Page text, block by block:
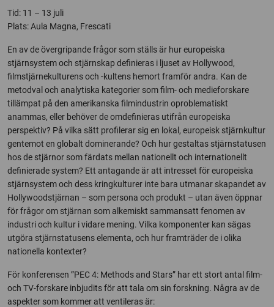
Tid: 11 – 13 juli
Plats: Aula Magna, Frescati
En av de övergripande frågor som ställs är hur europeiska
stjärnsystem och stjärnskap definieras i ljuset av Hollywood,
filmstjärnekulturens och -kultens hemort framför andra. Kan de
metodval och analytiska kategorier som film- och medieforskare
tillämpat på den amerikanska filmindustrin oproblematiskt
anammas, eller behöver de omdefinieras utifrån europeiska
perspektiv? På vilka sätt profilerar sig en lokal, europeisk stjärnkultur
gentemot en globalt dominerande? Och hur gestaltas stjärnstatusen
hos de stjärnor som färdats mellan nationellt och internationellt
definierade system? Ett antagande är att intresset för europeiska
stjärnsystem och dess kringkulturer inte bara utmanar skapandet av
Hollywoodstjärnan – som persona och produkt – utan även öppnar
för frågor om stjärnan som alkemiskt sammansatt fenomen av
industri och kultur i vidare mening. Vilka komponenter kan sägas
utgöra stjärnstatusens elementa, och hur framträder de i olika
nationella kontexter?
För konferensen ”PEC 4: Methods and Stars” har ett stort antal film-
och TV-forskare inbjudits för att tala om sin forskning. Några av de
aspekter som kommer att ventileras är: